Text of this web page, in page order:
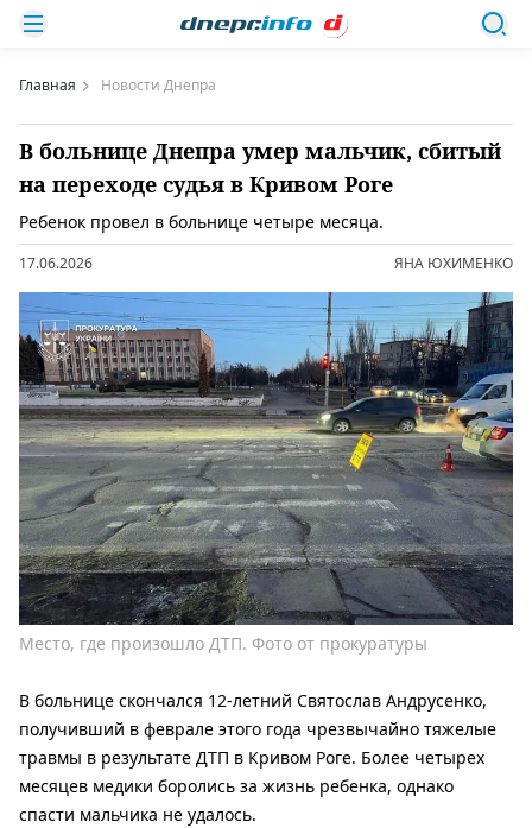
Главная Новости Днепра
В больнице Днепра умер мальчик, сбитый
на переходе судья в Кривом Роге
Ребенок провел в больнице четыре месяца.
17.06.2026 ЯНА ЮХИМЕНКО
Место, где произошло ДТП. Фото от прокуратуры
В больнице скончался 12-летний Святослав Андрусенко,
получивший в феврале этого года чрезвычайно тяжелые
травмы в результате ДТП в Кривом Роге. Более четырех
месяцев медики боролись за жизнь ребенка, однако
спасти мальчика не удалось.